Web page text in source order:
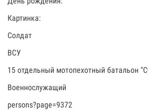
Картинка:
Солдат
ВСУ
15 отдельный мотопехотный батальон
Военнослужащий
persons?page=9372